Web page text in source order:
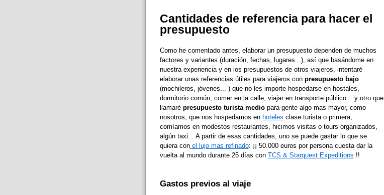
Cantidades de referencia para hacer el
presupuesto
Como he comentado antes, elaborar un presupuesto dependen de muchos
factores y variantes (duración, fechas, lugares...), así que basándome en
nuestra experiencia y en los presupuestos de otros viajeros, intentaré
elaborar unas referencias útiles para viajeros con presupuesto bajo
(mochileros, jóvenes... ) que no les importe hospedarse en hostales,
dormitorio común, comer en la calle, viajar en transporte público... y otro que
llamaré presupuesto turista mediopara gente algo mas mayor, como
nosotros, que nos hospedamos en hoteles clase turista o primera,
comíamos en modestos restaurantes, hicimos visitas o tours organizados,
algún taxi... A partir de esas cantidades, uno se puede gastar lo que se
quiera conel lujo mas refinado: ¡¡ 50.000 euros por persona cuesta dar la
vuelta al mundo durante 25 días con TCS & Starquest Expeditions !!
Gastos previos al viaje